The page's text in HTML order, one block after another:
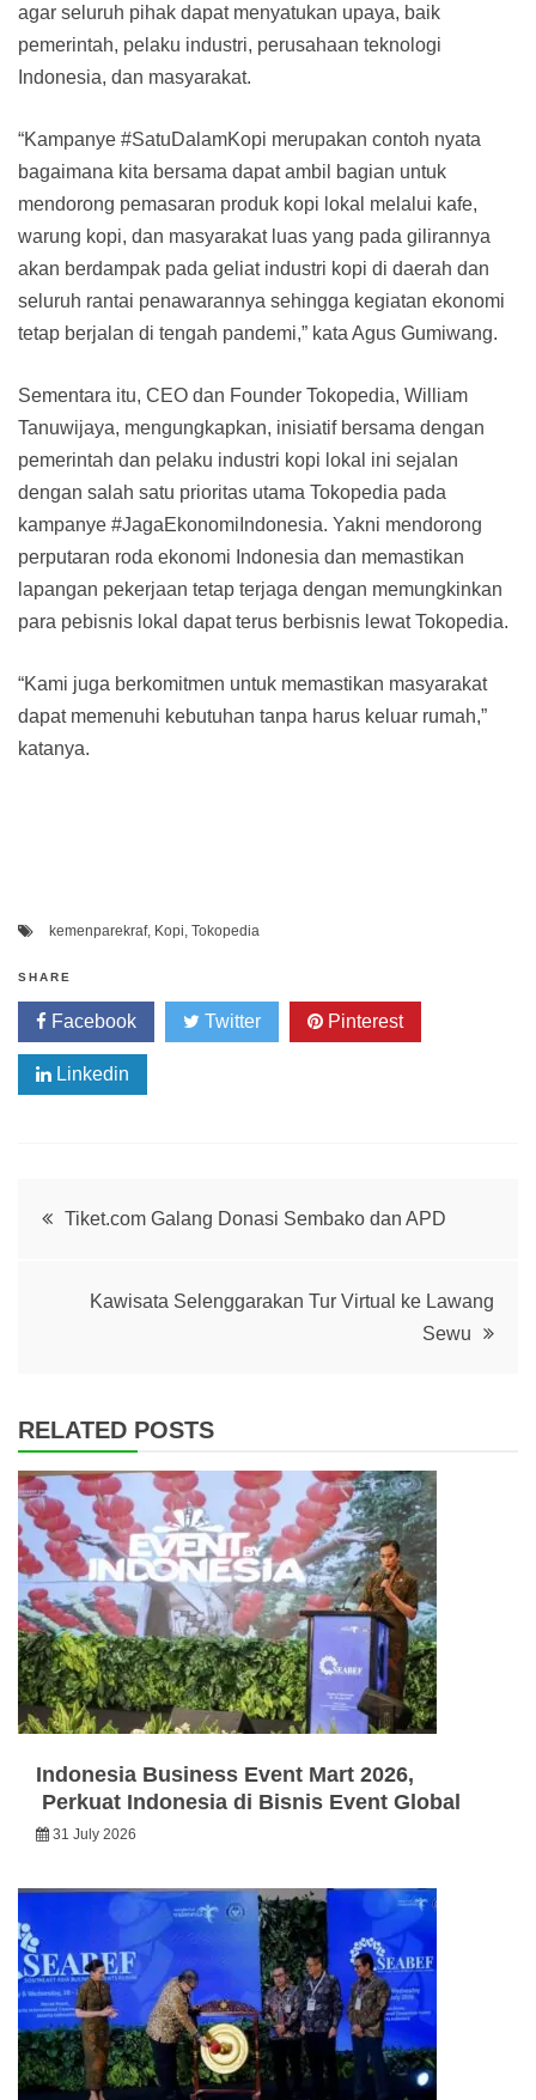
agar seluruh pihak dapat menyatukan upaya, baik
pemerintah, pelaku industri, perusahaan teknologi
Indonesia, dan masyarakat.
“Kampanye #SatuDalamKopi merupakan contoh nyata
bagaimana kita bersama dapat ambil bagian untuk
mendorong pemasaran produk kopi lokal melalui kafe,
warung kopi, dan masyarakat luas yang pada gilirannya
akan berdampak pada geliat industri kopi di daerah dan
seluruh rantai penawarannya sehingga kegiatan ekonomi
tetap berjalan di tengah pandemi,” kata Agus Gumiwang.
Sementara itu, CEO dan Founder Tokopedia, William
Tanuwijaya,​ mengungkapkan, inisiatif bersama dengan
pemerintah dan pelaku industri kopi lokal ini sejalan
dengan salah satu prioritas utama Tokopedia pada
kampanye ​#JagaEkonomiIndonesia. Yakni mendorong
perputaran roda ekonomi Indonesia dan memastikan
lapangan pekerjaan tetap terjaga dengan memungkinkan
para pebisnis lokal dapat terus berbisnis lewat Tokopedia.
“Kami juga berkomitmen untuk memastikan masyarakat
dapat memenuhi kebutuhan tanpa harus keluar rumah,”
katanya.
kemenparekraf, Kopi, Tokopedia
SHARE
Facebook Twitter Pinterest
Linkedin
Post
Tiket.com Galang Donasi Sembako dan APD
Kawisata Selenggarakan Tur Virtual ke Lawang
Sewu
RELATED POSTS
Indonesia Business Event Mart 2026,
Perkuat Indonesia di Bisnis Event Global
31 July 2026